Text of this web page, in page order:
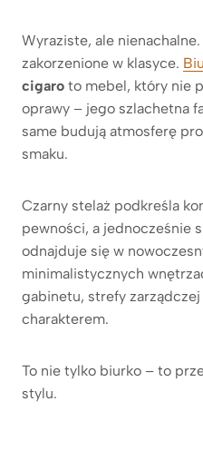
Wyraziste, ale
zakorzenione w klasyce.
cigaro to mebel, który nie
oprawy – jego szlachetna
same budują atmosferę
smaku.
Czarny stelaż podkreśla
pewności, a jednocześnie
odnajduje się w
minimalistycznych
gabinetu, strefy
charakterem.
To nie tylko biurko – to
stylu.